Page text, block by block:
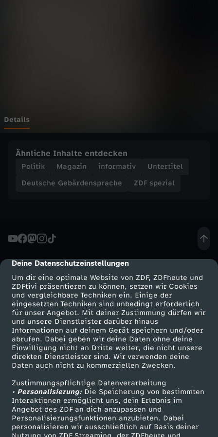
cmp-dialog-description
Deine Datenschutzeinstellungen
Um dir eine optimale Website von ZDF, ZDFheute und
ZDFtivi präsentieren zu können, setzen wir Cookies
und vergleichbare Techniken ein. Einige der
eingesetzten Techniken sind unbedingt erforderlich
für unser Angebot. Mit deiner Zustimmung dürfen wir
und unsere Dienstleister darüber hinaus
Informationen auf deinem Gerät speichern und/oder
abrufen. Dabei geben wir deine Daten ohne deine
Einwilligung nicht an Dritte weiter, die nicht unsere
direkten Dienstleister sind. Wir verwenden deine
Daten auch nicht zu kommerziellen Zwecken.
Zustimmungspflichtige Datenverarbeitung
• Personalisierung:Die Speicherung von bestimmten
Interaktionen ermöglicht uns, dein Erlebnis im
Angebot des ZDF an dich anzupassen und
Personalisierungsfunktionen anzubieten. Dabei
personalisieren wir ausschließlich auf Basis deiner
r
e
n
N
a
h
o
s
t
Details
Ähnliche Inhalte entdecken
Politik Magazin informativ
Untertitel
Deutsche Gebärdensprache
ZDF spezial
Mehr ZDF
ZDF-Apps
Smart TV
ZDFtext
Livestreams
Sendungen A-Z
TV-Programm
Service
ZDFmitreden
Kontakt zum ZDF
Tickets
Zuschauerservice
Hilfe